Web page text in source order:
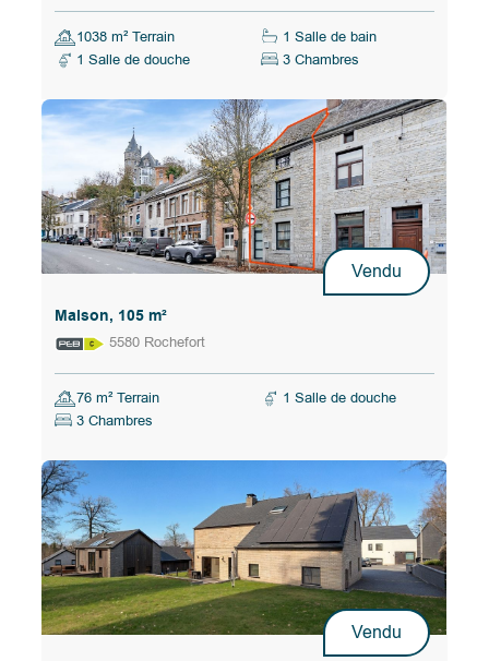
1038 m² Terrain
1 Salle de bain
1 Salle de douche
3 Chambres
Vendu
Maison, 105 m²
5580 Rochefort
76 m² Terrain
1 Salle de douche
3 Chambres
Vendu